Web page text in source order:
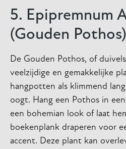
5. Epipremnum
(Gouden Pothos)
De Gouden Pothos, of
veelzijdige en gemakkelijke
hangpotten als klimmend
oogt. Hang een Pothos in
een bohemian look of laat
boekenplank draperen voor
accent. Deze plant kan